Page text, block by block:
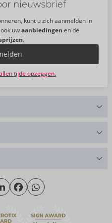
nieuwsbrief
kunt u zich aanmelden in
uwaanbiedingen en de
.
tijde opzeggen.
09.00 - 16.00 uur
- 15.00 uur
met
ons